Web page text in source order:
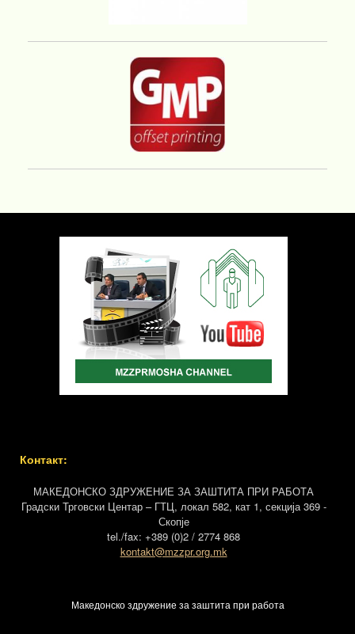
Контакт:
МАКЕДОНСКО ЗДРУЖЕНИЕ ЗА ЗАШТИТА ПРИ РАБОТА
Градски Трговски Центар – ГТЦ, локал 582, кат 1, секција 369 -
Скопје
tel./fax: +389 (0)2 / 2774 868
kontakt@mzzpr.org.mk
Македонско здружение за заштита при работа